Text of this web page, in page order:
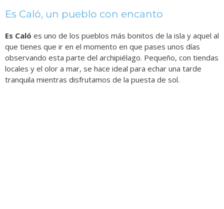
Es Caló, un pueblo con encanto
Es Caló es uno de los pueblos más bonitos de la isla y aquel al
que tienes que ir en el momento en que pases unos días
observando esta parte del archipiélago. Pequeño, con tiendas
locales y el olor a mar, se hace ideal para echar una tarde
tranquila mientras disfrutamos de la puesta de sol.